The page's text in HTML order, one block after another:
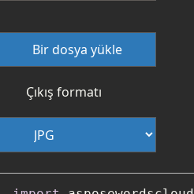
Bir dosya yükle
Çıkış formatı